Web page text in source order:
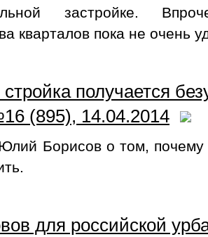
застройке.
кварталов пока не очень
получается
(895), 14.04.2014
Борисов о том,
для российской